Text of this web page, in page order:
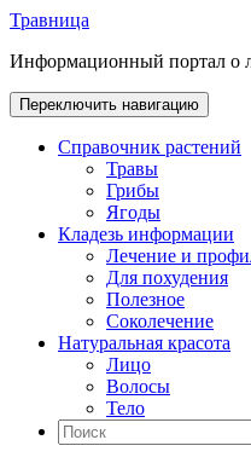
Травница
Информационный портал о
Переключить навигацию
Справочник растений
Травы
Грибы
Ягоды
Кладезь информации
Лечение и
Для похудения
Полезное
Соколечение
Натуральная красота
Лицо
Волосы
Тело